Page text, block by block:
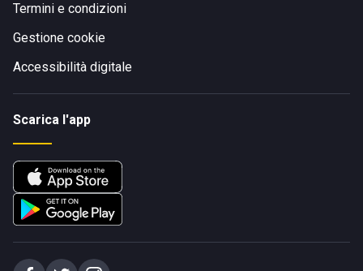
Termini e condizioni
Gestione cookie
Accessibilità digitale
Scarica l'app